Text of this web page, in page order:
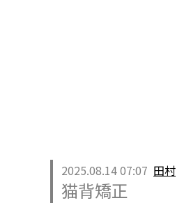
2025.08.14 07:07 田村
猫背矯正